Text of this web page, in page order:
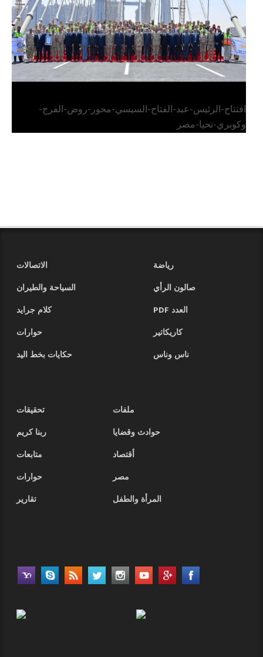
افتتاح-الرئيس-عبد-الفتاح-السيسي-محور-روض-الفرج-
وكوبري-تحيا-مصر
رياضة
الاتصالات
صالون الرأي
السياحة والطيران
العدد PDF
كلام جرايد
كاريكاتير
حوارات
ناس وناس
حكايات بخط اليد
ملفات
تحقيقات
حوادث وقضايا
ربنا كريم
أقتصاد
متابعات
مصر
حوارات
المرأة والطفل
تقارير